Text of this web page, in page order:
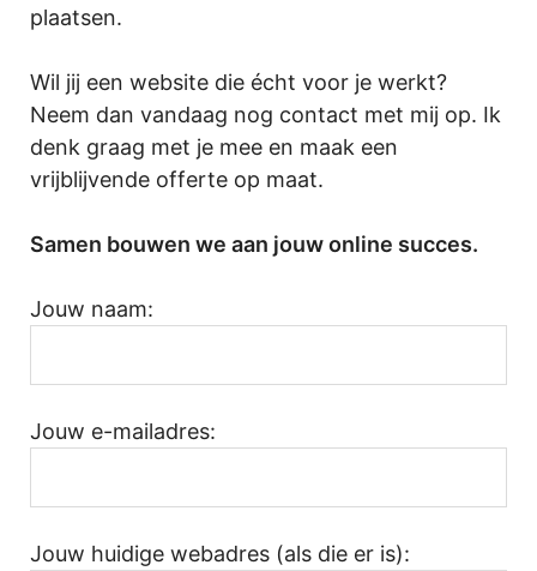
plaatsen.
Wil jij een website die écht voor je werkt?
Neem dan vandaag nog contact met mij op. Ik
denk graag met je mee en maak een
vrijblijvende offerte op maat.
Samen bouwen we aan jouw online succes.
Jouw naam:
Jouw e-mailadres:
Jouw huidige webadres (als die er is):